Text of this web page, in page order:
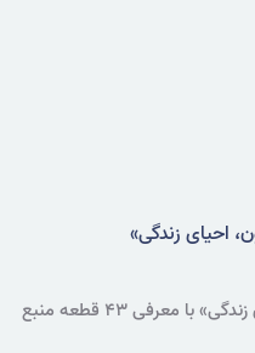
و دسترس‌پذیرکردن میراث
احیای زندگی»
نمایشگاه مجازی «اهدای خون، احیای زندگی» با معرفی ۴۳ قطعه منبع